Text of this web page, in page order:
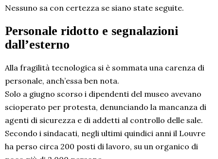
Nessuno sa con certezza se siano state seguite.
Personale ridotto e segnalazioni
dall’esterno
Alla fragilità tecnologica si è sommata una carenza di
personale, anch’essa ben nota.
Solo a giugno scorso i dipendenti del museo avevano
scioperato per protesta, denunciando la mancanza di
agenti di sicurezza e di addetti al controllo delle sale.
Secondo i sindacati, negli ultimi quindici anni il Louvre
ha perso circa 200 posti di lavoro, su un organico di